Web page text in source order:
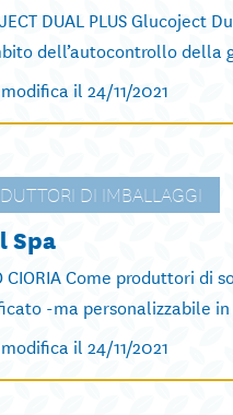
DUAL PLUS
dell’autocontrollo
il 24/11/2021
DI IMBALLAGGI
Spa
CIORIA Come produttori di
-ma personalizzabile
il 24/11/2021